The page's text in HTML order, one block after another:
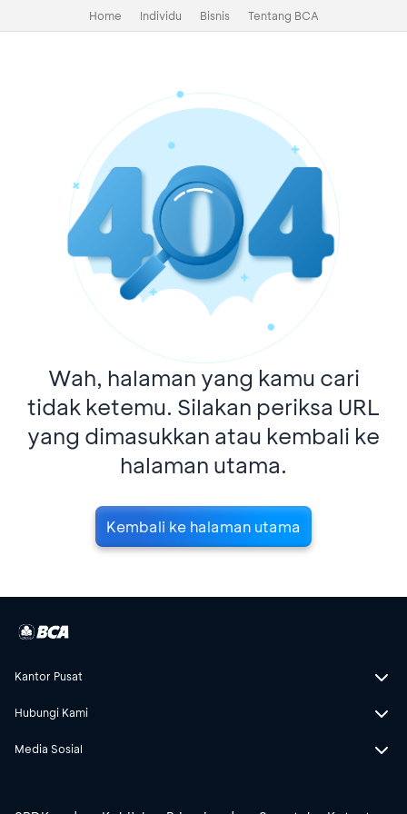
Home Individu Bisnis Tentang BCA
Wah, halaman yang kamu cari
tidak ketemu. Silakan periksa URL
yang dimasukkan atau kembali ke
halaman utama.
Kembali ke halaman utama
Kantor Pusat
Hubungi Kami
Media Sosial